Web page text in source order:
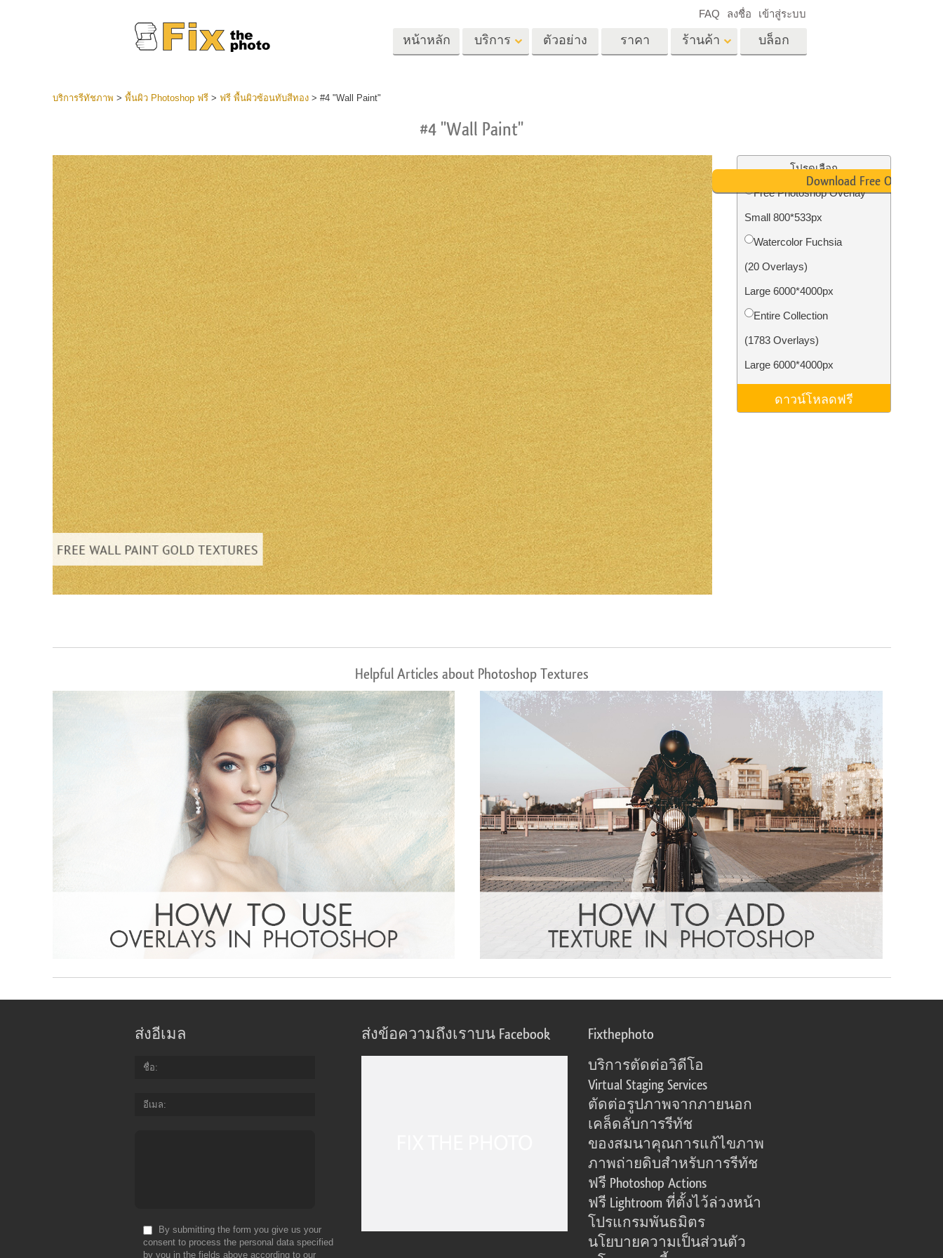
หน้าหลัก บริการ
อสังหาริมทรัพย์
บริการแก้ไขภาพงาน
แต่งงาน
โมเดลเสื้อผ้าที่สร้างโดย AI การจัดการรูปภาพ ถ่ายรูปเป็นบริการ
บริการรีทัชสินค้า บริการรีทัชเครื่องประดับ ข้อมูลการฝึกอบรม AI Video Editing Services
ตัวอย่าง ราคา ร้านค้า
Lightroom
คอลเลคชันที่ตั้งไว้ล่วง
หน้า LR ทั้งชุด
พรีเซ็ตข้อเสนอที่ดีที่สุด
คอลเลกชันมือถือ
Photoshop Actions
โอเวอร์เลย์ Photoshop
Photoshop Textures
Ps Actions คอลเลกชัน
ทั้งหมด
Ps ซ้อนทับคอลเลกชัน
ทั้งหมด
การ์ดวันวาเลนไทน์
คำเชิญงานแต่งงาน
คำเชิญวันเกิดของเด็ก
บล็อก
FAQ ลงชื่อ เข้าสู่ระบบ
บริการรีทัชภาพ > พื้นผิว Photoshop ฟรี> ฟรี พื้นผิวซ้อนทับสีทอง> #4 "Wall Paint"
#4 "Wall Paint"
โปรดเลือก
Free Photoshop Overlay
Small 800*533px
Watercolor Fuchsia
(20 Overlays)
Large 6000*4000px
Entire Collection
(1783 Overlays)
Large 6000*4000px
ดาวน์โหลดฟรี
Download Free Overlay
Helpful Articles about Photoshop Textures
ส่งอีเมล
ชื่อ
อีเมล
By submitting the form you give us your
consent to process the personal data specified
by you in the fields above according to our
ส่งข้อความถึงเราบน Facebook Fixthephoto
บริการตัดต่อวิดีโอ
Virtual Staging Services
ตัดต่อรูปภาพจากภายนอก
เคล็ดลับการรีทัช
ของสมนาคุณการแก้ไขภาพ
ภาพถ่ายดิบสำหรับการรีทัช
ฟรี Photoshop Actions
ฟรี Lightroom ที่ตั้งไว้ล่วงหน้า
โปรแกรมพันธมิตร
นโยบายความเป็นส่วนตัว